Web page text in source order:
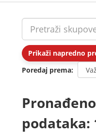
Prikaži napredno
Poredaj prema
podataka: